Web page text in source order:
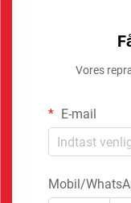
Vores
E-mail
Mobil/